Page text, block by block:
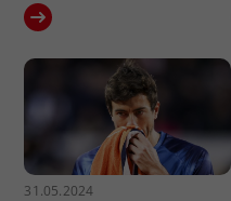
31.05.2024